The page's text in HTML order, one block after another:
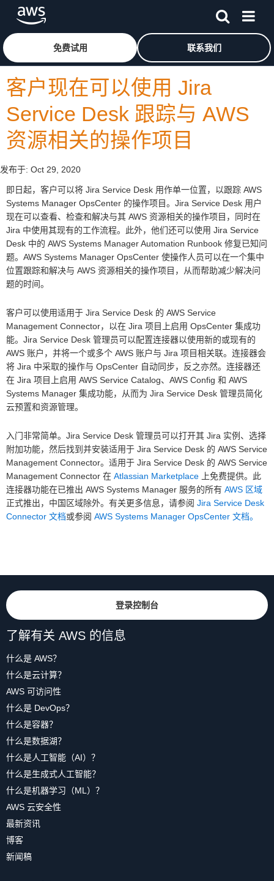
跳至主要内容
免费试用 联系我们
客户现在可以使用 Jira
Service Desk 跟踪与 AWS
资源相关的操作项目
发布于: Oct 29, 2020
即日起，客户可以将 Jira Service Desk 用作单一位置，以跟踪 AWS
Systems Manager OpsCenter 的操作项目。Jira Service Desk 用户
现在可以查看、检查和解决与其 AWS 资源相关的操作项目，同时在
Jira 中使用其现有的工作流程。此外，他们还可以使用 Jira Service
Desk 中的 AWS Systems Manager Automation Runbook 修复已知问
题。AWS Systems Manager OpsCenter 使操作人员可以在一个集中
位置跟踪和解决与 AWS 资源相关的操作项目，从而帮助减少解决问
题的时间。
客户可以使用适用于 Jira Service Desk 的 AWS Service
Management Connector，以在 Jira 项目上启用 OpsCenter 集成功
能。Jira Service Desk 管理员可以配置连接器以使用新的或现有的
AWS 账户，并将一个或多个 AWS 账户与 Jira 项目相关联。连接器会
将 Jira 中采取的操作与 OpsCenter 自动同步，反之亦然。连接器还
在 Jira 项目上启用 AWS Service Catalog、AWS Config 和 AWS
Systems Manager 集成功能，从而为 Jira Service Desk 管理员简化
云预置和资源管理。
入门非常简单。Jira Service Desk 管理员可以打开其 Jira 实例、选择
附加功能，然后找到并安装适用于 Jira Service Desk 的 AWS Service
Management Connector。适用于 Jira Service Desk 的 AWS Service
Management Connector 在 Atlassian Marketplace 上免费提供。此
连接器功能在已推出 AWS Systems Manager 服务的所有 AWS 区域
正式推出，中国区域除外。有关更多信息，请参阅 Jira Service Desk
Connector 文档或参阅 AWS Systems Manager OpsCenter 文档。
登录控制台
了解有关 AWS 的信息
什么是 AWS？
什么是云计算？
AWS 可访问性
什么是 DevOps？
什么是容器？
什么是数据湖？
什么是人工智能（AI）？
什么是生成式人工智能？
什么是机器学习（ML）？
AWS 云安全性
最新资讯
博客
新闻稿